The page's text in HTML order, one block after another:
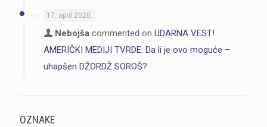
17. april 2020.
Nebojša commented on UDARNA VEST!
AMERIČKI MEDIJI TVRDE: Da li je ovo moguće –
uhapšen DŽORDŽ SOROŠ?
OZNAKE